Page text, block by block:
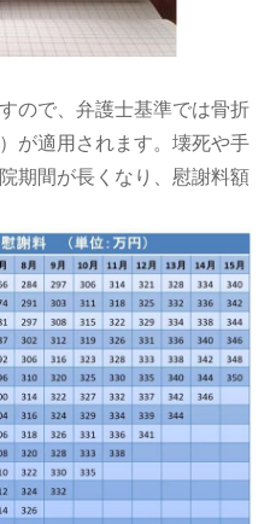
ので、弁護士基準では骨折
が適用されます。壊死や手
期間が長くなり、慰謝料額